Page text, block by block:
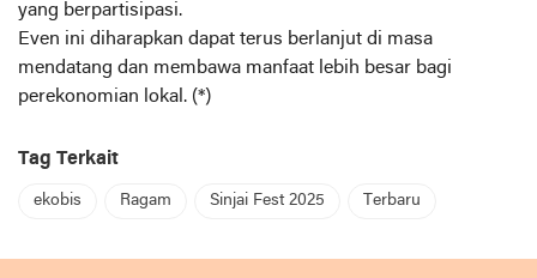
yang berpartisipasi.
Even ini diharapkan dapat terus berlanjut di masa
mendatang dan membawa manfaat lebih besar bagi
perekonomian lokal. (*)
Tag Terkait
ekobis Ragam Sinjai Fest 2025 Terbaru